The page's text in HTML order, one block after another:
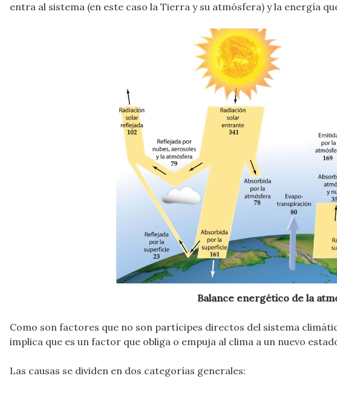
entra al sistema (en este caso la Tierra y su atmósfera) y la energía
Balance energético de la
Como son factores que no son partícipes directos del sistema
implica que es un factor que obliga o empuja al clima a un nuevo
Las causas se dividen en dos categorías generales: